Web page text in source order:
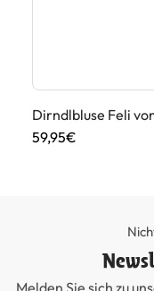
Dirndlbluse Feli
59,95€
Melden Sie sich zu